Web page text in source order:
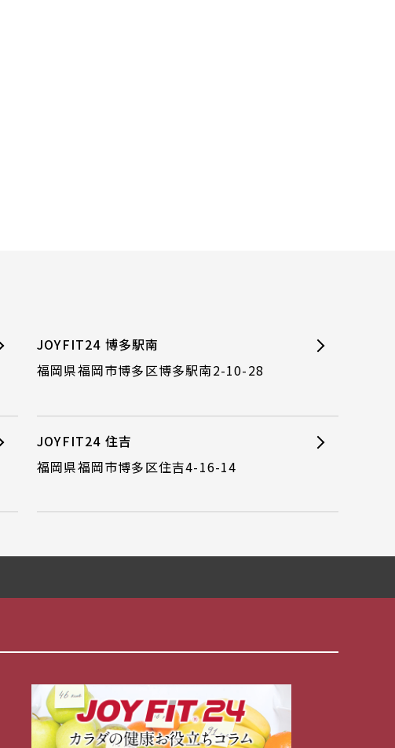
JOYFIT24 博多駅南
福岡県福岡市博多区博多駅南2-10-28
JOYFIT24 住吉
福岡県福岡市博多区住吉4-16-14